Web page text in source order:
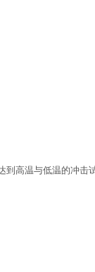
到高温与低温的冲击